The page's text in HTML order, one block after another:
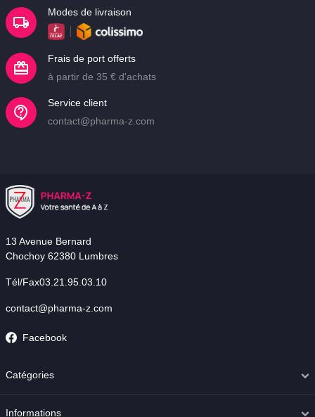
Modes de livraison
Frais de port offerts
à partir de 35 € d'achats
Service client
contact@pharma-z.com
13 Avenue Bernard
Chochoy 62380 Lumbres
Tél/Fax03.21.95.03.10
contact@pharma-z.com
Facebook
Catégories
Informations